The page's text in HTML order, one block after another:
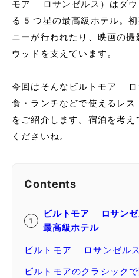
モア ロサンゼルス） はダ
る5つ星の最高級ホテル。
ニーが行われたり、映画の撮
ウッドを支えています。
今回はそんなビルトモア ロ
食・ランチなどで使えるレ
をご紹介します。宿泊を考
くださいね。
Contents
ビルトモア ロサンゼ
最高級ホテル
ビルトモア ロサンゼル
ビルトモアのクラシック